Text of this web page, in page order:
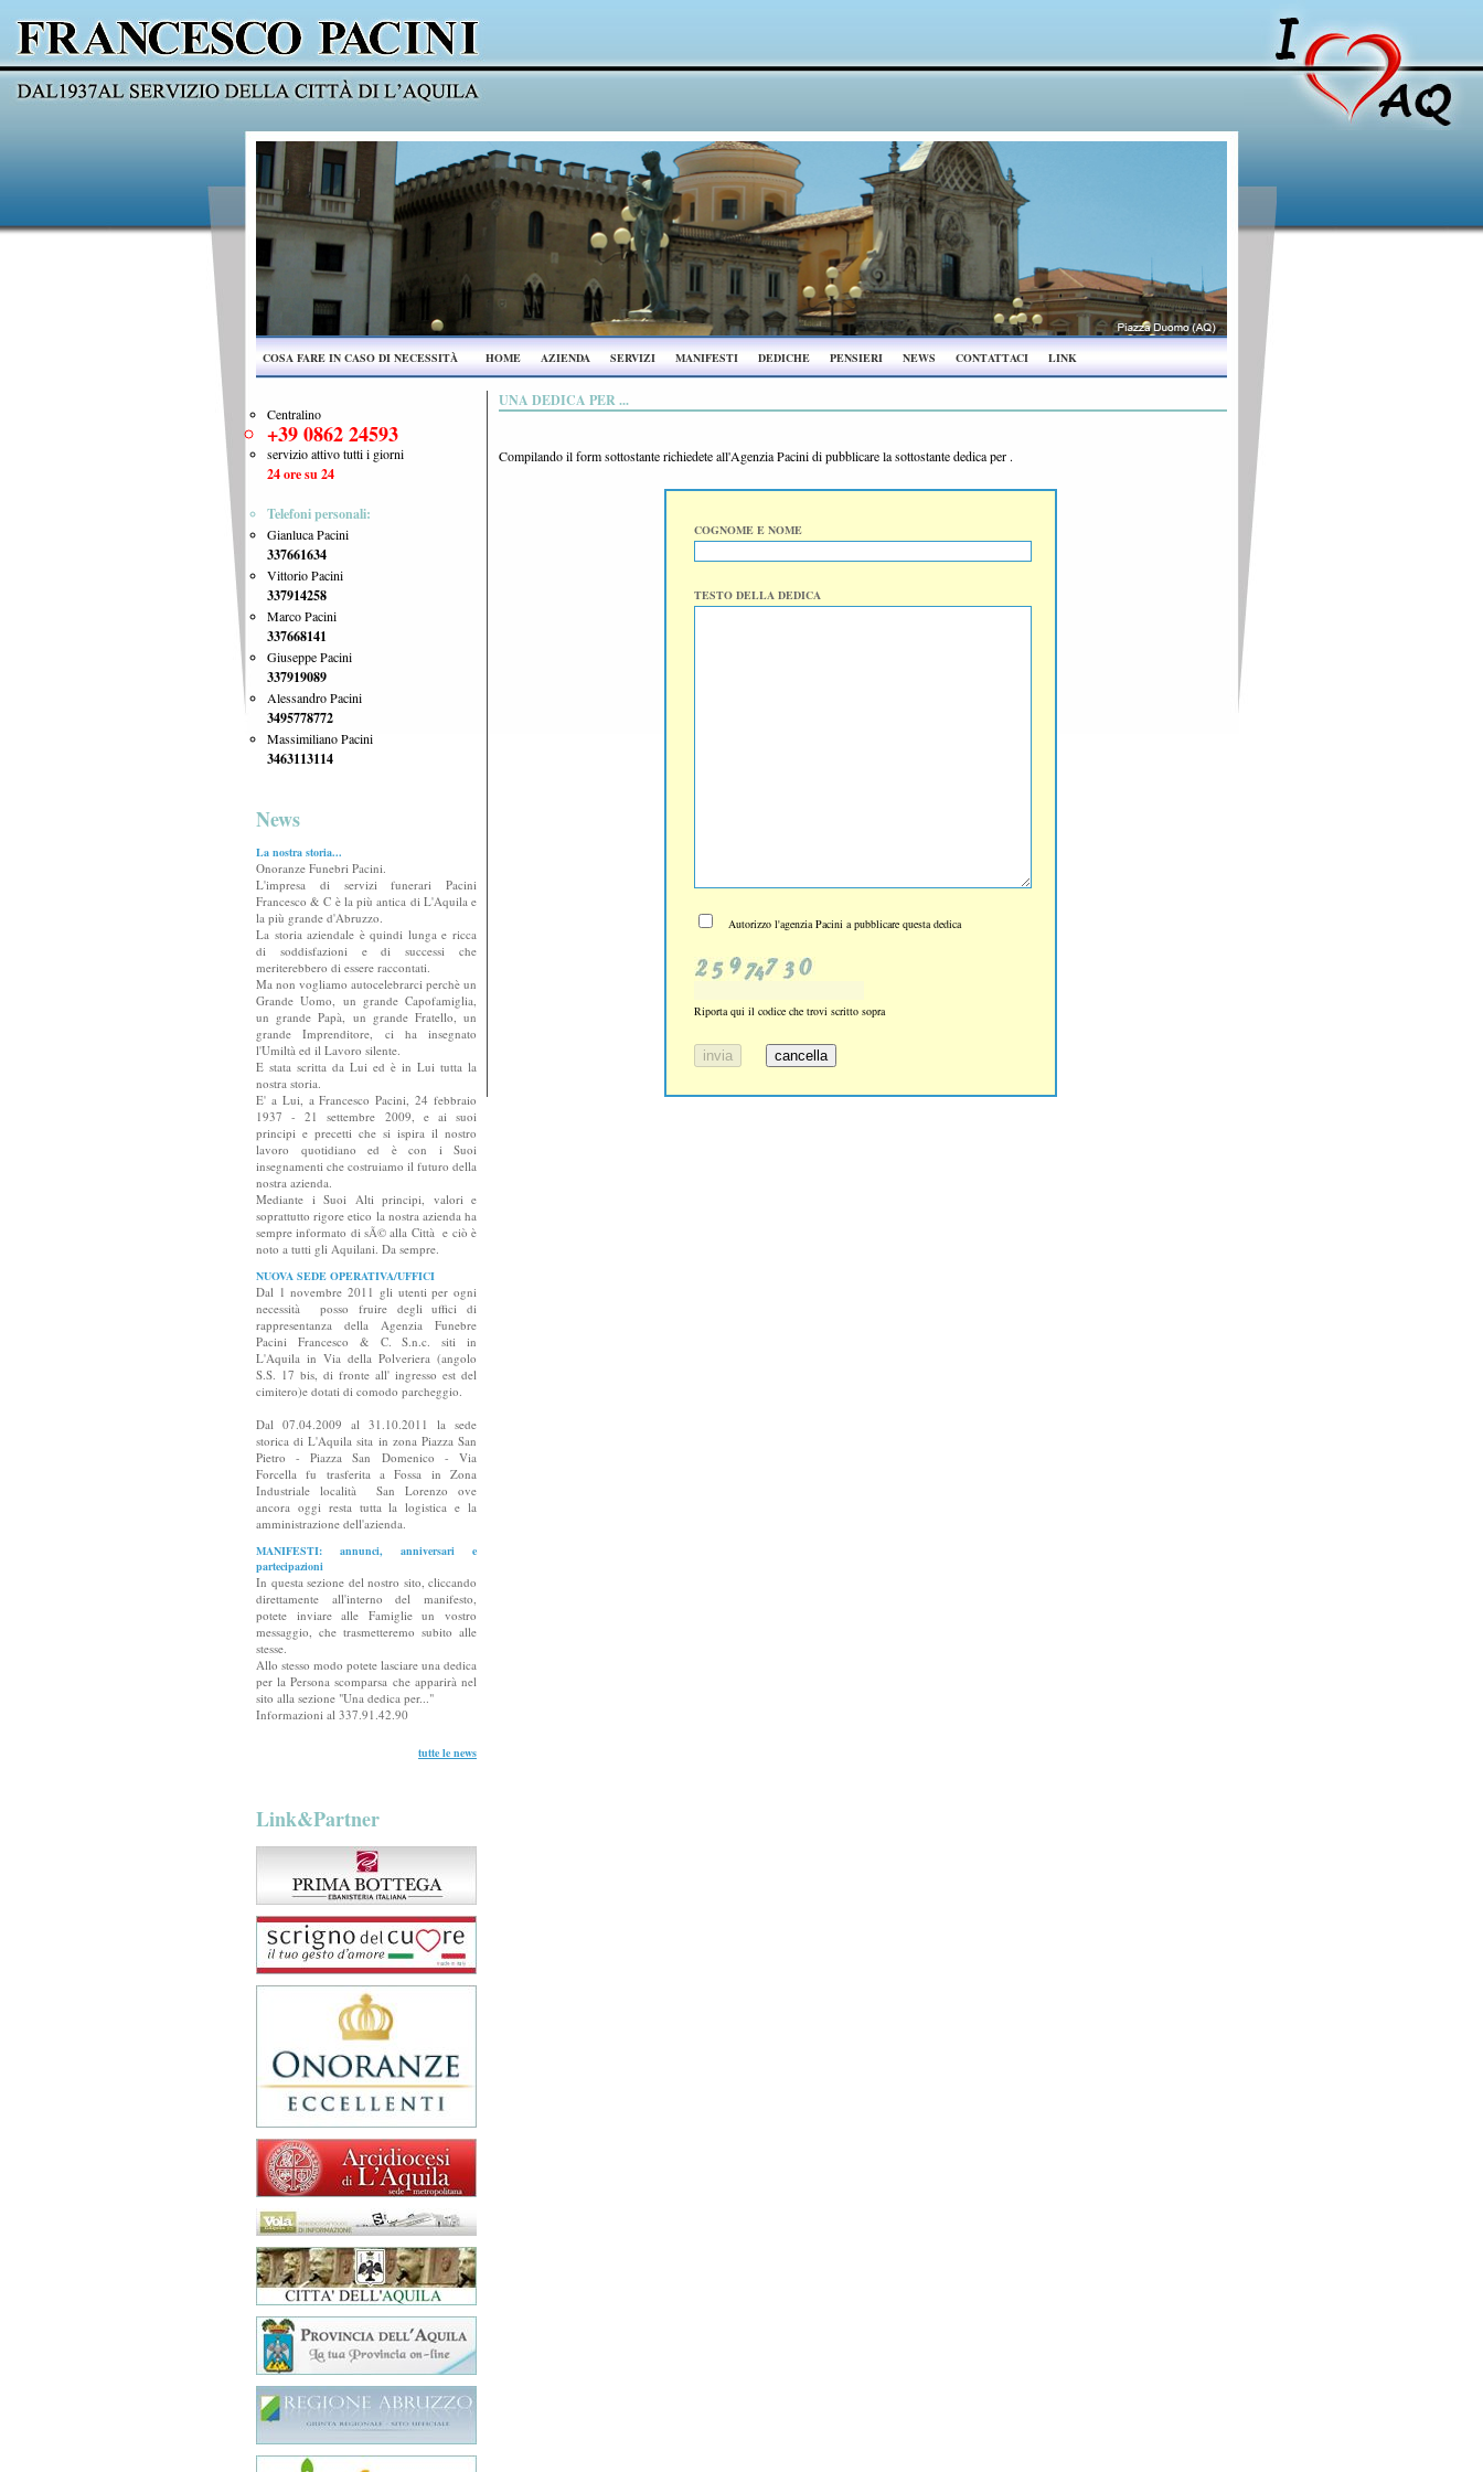
COSA FARE IN CASO DI NECESSITÀ HOME AZIENDA SERVIZI MANIFESTI DEDICHE PENSIERI NEWS CONTATTACI LINK
Centralino
+39 0862 24593
servizio attivo tutti i giorni
24 ore su 24
Telefoni personali:
Gianluca Pacini
337661634
Vittorio Pacini
337914258
Marco Pacini
337668141
Giuseppe Pacini
337919089
Alessandro Pacini
3495778772
Massimiliano Pacini
3463113114
News
La nostra storia...
Onoranze Funebri Pacini.
L'impresa di servizi funerari Pacini
Francesco & C è la più antica di L'Aquila e
la più grande d'Abruzzo.
La storia aziendale è quindi lunga e ricca
di soddisfazioni e di successi che
meriterebbero di essere raccontati.
Ma non vogliamo autocelebrarci perchè un
Grande Uomo, un grande Capofamiglia,
un grande Papà, un grande Fratello, un
grande Imprenditore, ci ha insegnato
l'Umiltà ed il Lavoro silente.
E stata scritta da Lui ed è in Lui tutta la
nostra storia.
E' a Lui, a Francesco Pacini, 24 febbraio
1937 - 21 settembre 2009, e ai suoi
principi e precetti che si ispira il nostro
lavoro quotidiano ed è con i Suoi
insegnamenti che costruiamo il futuro della
nostra azienda.
Mediante i Suoi Alti principi, valori e
soprattutto rigore etico la nostra azienda ha
sempre informato di sÃ© alla Città e ciò è
noto a tutti gli Aquilani. Da sempre.
NUOVA SEDE OPERATIVA/UFFICI
Dal 1 novembre 2011 gli utenti per ogni
necessità posso fruire degli uffici di
rappresentanza della Agenzia Funebre
Pacini Francesco & C. S.n.c. siti in
L'Aquila in Via della Polveriera (angolo
S.S. 17 bis, di fronte all' ingresso est del
cimitero)e dotati di comodo parcheggio.
Dal 07.04.2009 al 31.10.2011 la sede
storica di L'Aquila sita in zona Piazza San
Pietro - Piazza San Domenico - Via
Forcella fu trasferita a Fossa in Zona
Industriale località San Lorenzo ove
ancora oggi resta tutta la logistica e la
amministrazione dell'azienda.
MANIFESTI: annunci, anniversari e
partecipazioni
In questa sezione del nostro sito, cliccando
direttamente all'interno del manifesto,
potete inviare alle Famiglie un vostro
messaggio, che trasmetteremo subito alle
stesse.
Allo stesso modo potete lasciare una dedica
per la Persona scomparsa che apparirà nel
sito alla sezione "Una dedica per..."
Informazioni al 337.91.42.90
tutte le news
Link&Partner
UNA DEDICA PER ...
Compilando il form sottostante richiedete all'Agenzia Pacini di pubblicare la sottostante dedica per .
COGNOME E NOME
TESTO DELLA DEDICA
Autorizzo l'agenzia Pacini a pubblicare questa dedica
Riporta qui il codice che trovi scritto sopra